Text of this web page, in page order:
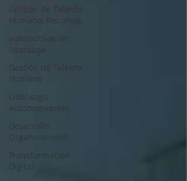
Gestión de Talento
Humano, Recursos
automotivación,
liderazgo
Gestión de Talento
Humano
Liderazgo,
Automotivación
Desarrollo
Organizacional
Transformación
Digital